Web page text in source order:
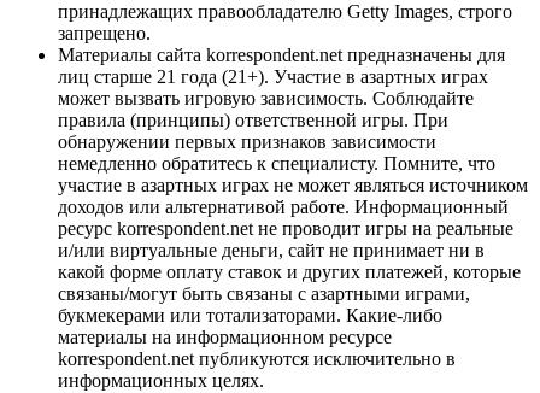
принадлежащих правообладателю Getty Images, строго
запрещено.
Материалы сайта korrespondent.net предназначены для
лиц старше 21 года (21+). Участие в азартных играх
может вызвать игровую зависимость. Соблюдайте
правила (принципы) ответственной игры. При
обнаружении первых признаков зависимости
немедленно обратитесь к специалисту. Помните, что
участие в азартных играх не может являться источником
доходов или альтернативой работе. Информационный
ресурс korrespondent.net не проводит игры на реальные
и/или виртуальные деньги, сайт не принимает ни в
какой форме оплату ставок и других платежей, которые
связаны/могут быть связаны с азартными играми,
букмекерами или тотализаторами. Какие-либо
материалы на информационном ресурсе
korrespondent.net публикуются исключительно в
информационных целях.